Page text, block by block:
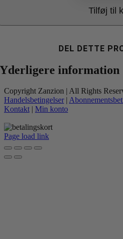
Tilføj til
DEL DETTE
Yderligere information
Copyright Zanzion | All Rights
Handelsbetingelser |
Kontakt | Min konto
Page load link